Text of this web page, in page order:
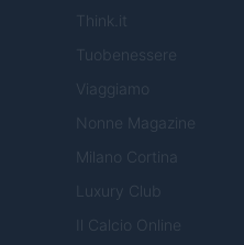
Think.it
Tuobenessere
Viaggiamo
Nonne Magazine
Milano Cortina
Luxury Club
Il Calcio Online